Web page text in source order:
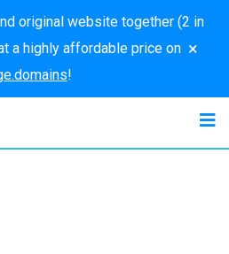
original website together (2 in
a highly affordable price on
!
×